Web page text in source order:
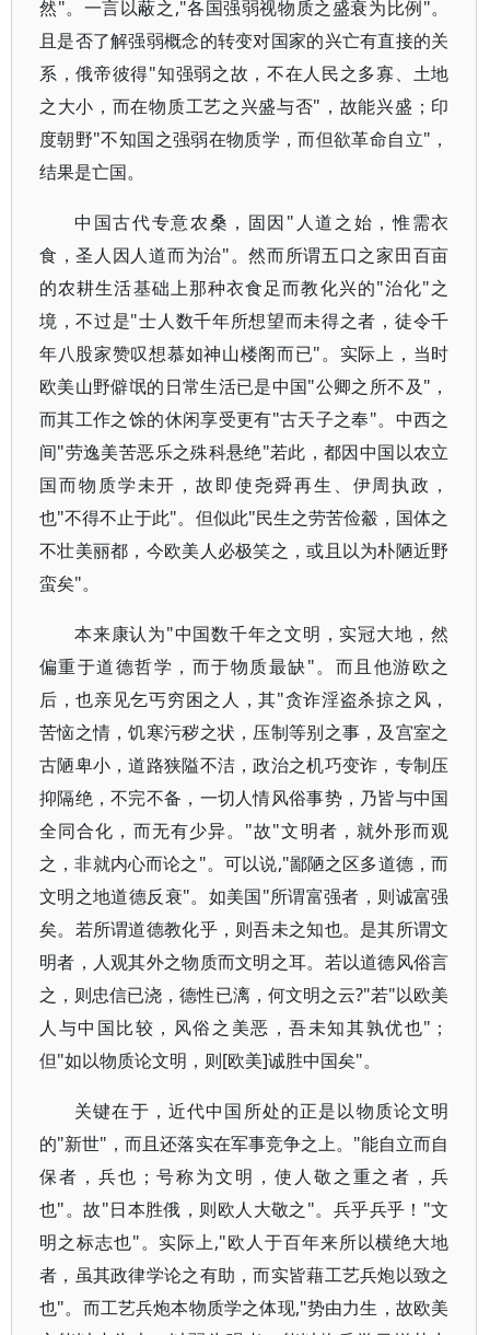
然"。一言以蔽之,"各国强弱视物质之盛衰为比例"。
且是否了解强弱概念的转变对国家的兴亡有直接的关
系，俄帝彼得"知强弱之故，不在人民之多寡、土地
之大小，而在物质工艺之兴盛与否"，故能兴盛；印
度朝野"不知国之强弱在物质学，而但欲革命自立"，
结果是亡国。
中国古代专意农桑，固因"人道之始，惟需衣
食，圣人因人道而为治"。然而所谓五口之家田百亩
的农耕生活基础上那种衣食足而教化兴的"治化"之
境，不过是"士人数千年所想望而未得之者，徒令千
年八股家赞叹想慕如神山楼阁而已"。实际上，当时
欧美山野僻氓的日常生活已是中国"公卿之所不及"，
而其工作之馀的休闲享受更有"古天子之奉"。中西之
间"劳逸美苦恶乐之殊科悬绝"若此，都因中国以农立
国而物质学未开，故即使尧舜再生、伊周执政，
也"不得不止于此"。但似此"民生之劳苦俭觳，国体之
不壮美丽都，今欧美人必极笑之，或且以为朴陋近野
蛮矣"。
本来康认为"中国数千年之文明，实冠大地，然
偏重于道德哲学，而于物质最缺"。而且他游欧之
后，也亲见乞丐穷困之人，其"贪诈淫盗杀掠之风，
苦恼之情，饥寒污秽之状，压制等别之事，及宫室之
古陋卑小，道路狭隘不洁，政治之机巧变诈，专制压
抑隔绝，不完不备，一切人情风俗事势，乃皆与中国
全同合化，而无有少异。"故"文明者，就外形而观
之，非就内心而论之"。可以说,"鄙陋之区多道德，而
文明之地道德反衰"。如美国"所谓富强者，则诚富强
矣。若所谓道德教化乎，则吾未之知也。是其所谓文
明者，人观其外之物质而文明之耳。若以道德风俗言
之，则忠信已浇，德性已漓，何文明之云?"若"以欧美
人与中国比较，风俗之美恶，吾未知其孰优也"；
但"如以物质论文明，则[欧美]诚胜中国矣"。
关键在于，近代中国所处的正是以物质论文明
的"新世"，而且还落实在军事竞争之上。"能自立而自
保者，兵也；号称为文明，使人敬之重之者，兵
也"。故"日本胜俄，则欧人大敬之"。兵乎兵乎！"文
明之标志也"。实际上,"欧人于百年来所以横绝大地
者，虽其政律学论之有助，而实皆藉工艺兵炮以致之
也"。而工艺兵炮本物质学之体现,"势由力生，故欧美